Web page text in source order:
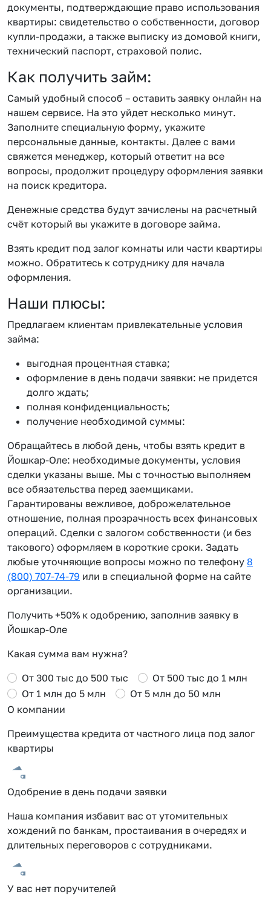
документы, подтверждающие право использования
квартиры: свидетельство о собственности, договор
купли-продажи, а также выписку из домовой книги,
технический паспорт, страховой полис.
Как получить займ:
Самый удобный способ – оставить заявку онлайн на
нашем сервисе. На это уйдет несколько минут.
Заполните специальную форму, укажите
персональные данные, контакты. Далее с вами
свяжется менеджер, который ответит на все
вопросы, продолжит процедуру оформления заявки
на поиск кредитора.
Денежные средства будут зачислены на расчетный
счёт который вы укажите в договоре займа.
Взять кредит под залог комнаты или части квартиры
можно. Обратитесь к сотруднику для начала
оформления.
Наши плюсы:
Предлагаем клиентам привлекательные условия
займа:
выгодная процентная ставка;
оформление в день подачи заявки: не придется
долго ждать;
полная конфиденциальность;
получение необходимой суммы:
Обращайтесь в любой день, чтобы взять кредит в
Йошкар-Оле: необходимые документы, условия
сделки указаны выше. Мы с точностью выполняем
все обязательства перед заемщиками.
Гарантированы вежливое, доброжелательное
отношение, полная прозрачность всех финансовых
операций. Сделки с залогом собственности (и без
такового) оформляем в короткие сроки. Задать
любые уточняющие вопросы можно по телефону 8
(800) 707-74-79 или в специальной форме на сайте
организации.
Получить +50% к одобрению, заполнив заявку в
Йошкар-Оле
Какая сумма вам нужна?
От 300 тыс до 500 тыс
От 500 тыс до 1 млн
От 1 млн до 5 млн
От 5 млн до 50 млн
О компании
Преимущества кредита от частного лица под залог
квартиры
Одобрение в день подачи заявки
Наша компания избавит вас от утомительных
хождений по банкам, простаивания в очередях и
длительных переговоров с сотрудниками.
У вас нет поручителей